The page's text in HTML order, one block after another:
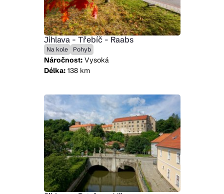
Jihlava - Třebíč - Raabs
Na kole Pohyb
Náročnost:Vysoká
Délka:138 km